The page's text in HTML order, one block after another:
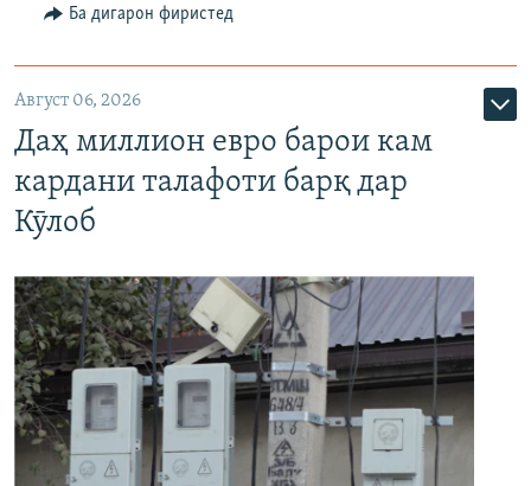
Ба дигарон фиристед
Август 06, 2026
Даҳ миллион евро барои кам
кардани талафоти барқ дар
Кӯлоб